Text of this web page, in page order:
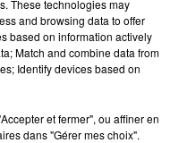
These technologies may
and browsing data to offer
based on information actively
Match and combine data from
Identify devices based on
et fermer", ou affiner en
dans "Gérer mes choix".